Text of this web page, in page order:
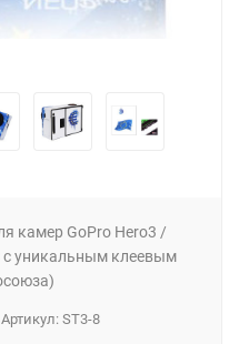
камер GoPro Hero3 /
с уникальным клеевым
Артикул: ST3-8